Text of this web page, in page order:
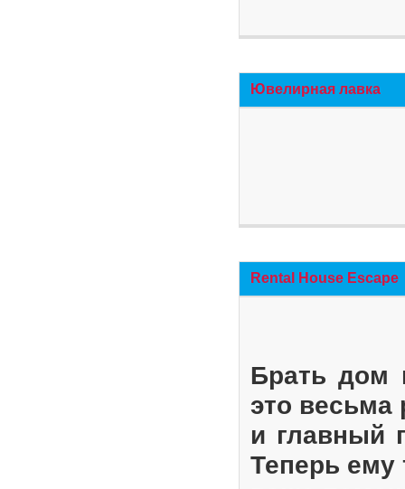
Ювелирная лавка
Rental House Escape
Брать дом
это весьма
и главный
Теперь ему